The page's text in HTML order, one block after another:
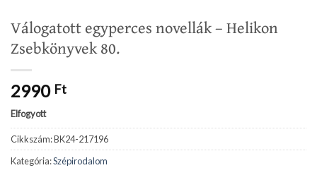
Válogatott egyperces novellák – Helikon
Zsebkönyvek 80.
2990 Ft
Elfogyott
Cikkszám:BK24-217196
Kategória:Szépirodalom